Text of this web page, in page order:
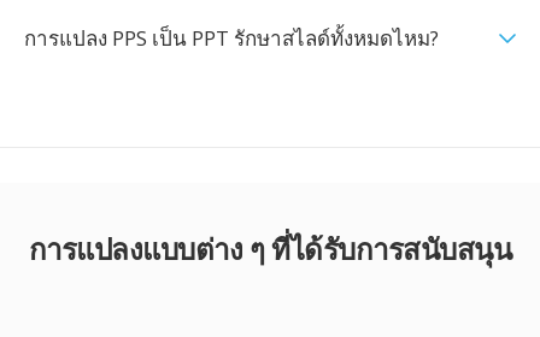
การแปลง PPS เป็น PPT รักษาสไลด์ทั้งหมดไหม?
การแปลงแบบต่าง ๆ ที่ได้รับการสนับสนุน